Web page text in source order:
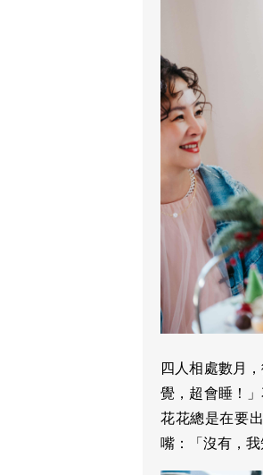
四人相處數月
覺，超會睡！
花花總是在要
嘴：「沒有，